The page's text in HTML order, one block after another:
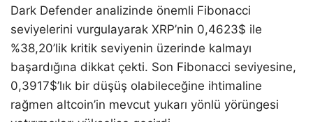
Dark Defender analizinde önemli Fibonacci
seviyelerini vurgulayarak XRP’nin 0,4623$ ile
%38,20’lik kritik seviyenin üzerinde kalmayı
başardığına dikkat çekti. Son Fibonacci seviyesine,
0,3917$’lık bir düşüş olabileceğine ihtimaline
rağmen altcoin’in mevcut yukarı yönlü yörüngesi